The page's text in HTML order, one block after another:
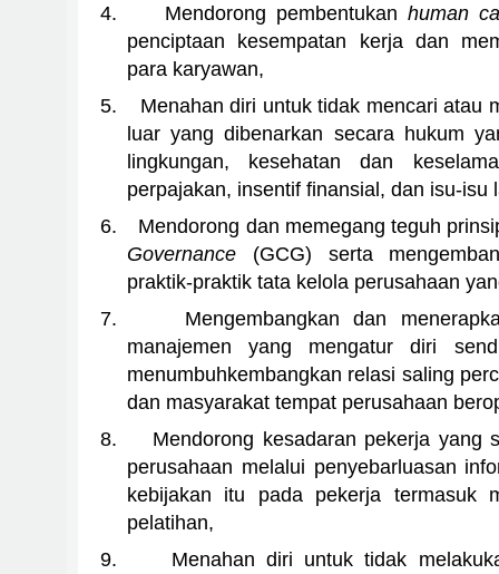
4.
Mendorong pembentukan human
penciptaan kesempatan kerja dan
para karyawan,
5.
Menahan diri untuk tidak mencari atau
luar yang dibenarkan secara hukum
lingkungan, kesehatan dan
perpajakan, insentif finansial, dan isu-isu
6.
Mendorong dan memegang teguh
Governance (GCG) serta
praktik-praktik tata kelola perusahaan
7.
Mengembangkan dan
manajemen yang mengatur diri
menumbuhkembangkan relasi saling
dan masyarakat tempat perusahaan
8.
Mendorong kesadaran pekerja yang
perusahaan melalui penyebarluasan
kebijakan itu pada pekerja termasuk
pelatihan,
9.
Menahan diri untuk tidak